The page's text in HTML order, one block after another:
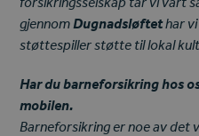
gjennom Dugnadsløftethar
støttespiller støtte til lokal
Har du barneforsikring hos
mobilen.
Barneforsikring er noe av det